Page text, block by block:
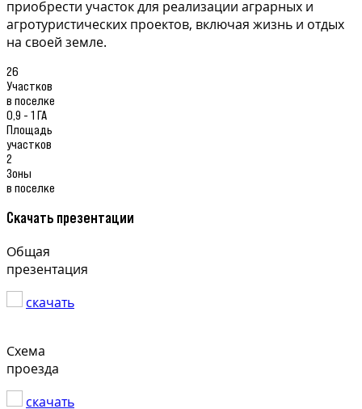
приобрести участок для реализации аграрных и
агротуристических проектов, включая жизнь и отдых
на своей земле.
26
Участков
в поселке
0,9 - 1 ГА
Площадь
участков
2
Зоны
в поселке
Скачать презентации
Общая
презентация
скачать
Схема
проезда
скачать